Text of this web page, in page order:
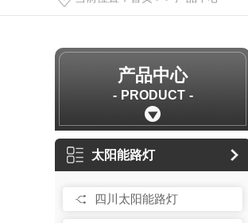
产品中心
PRODUCT
太阳能路灯
四川太阳能路灯